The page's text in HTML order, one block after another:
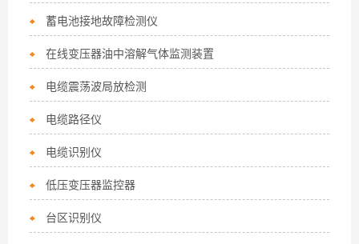
蓄电池接地故障检测仪
在线变压器油中溶解气体监测装置
电缆震荡波局放检测
电缆路径仪
电缆识别仪
低压变压器监控器
台区识别仪